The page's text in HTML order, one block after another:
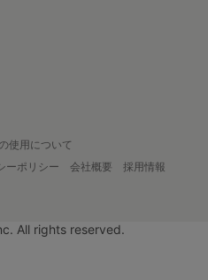
使用について
ーポリシー 会社概要
採用情報
All rights reserved.